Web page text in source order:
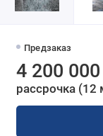
Предзаказ
4 200
рассрочка